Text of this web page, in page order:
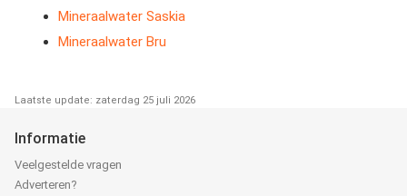
Mineraalwater Saskia
Mineraalwater Bru
Laatste update: zaterdag 25 juli 2026
Informatie
Veelgestelde vragen
Adverteren?